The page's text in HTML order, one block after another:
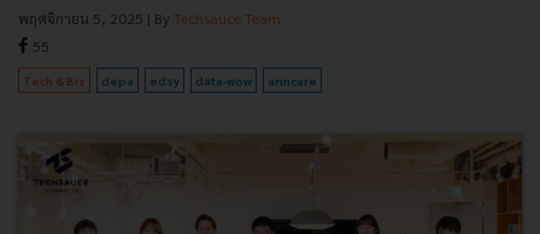
พฤศจิกายน 5, 2025 | By Techsauce Team
55
Tech & Biz depa edsy data-wow arincare